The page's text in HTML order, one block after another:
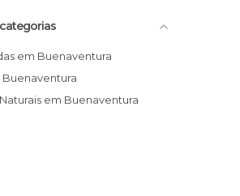
em Buenaventura
Buenaventura
Naturais em Buenaventura